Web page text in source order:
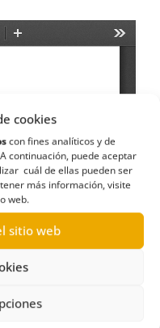
cookies
con fines analíticos y de
continuación, puede aceptar
cuál de ellas pueden ser
más información, visite
web.
sitio web